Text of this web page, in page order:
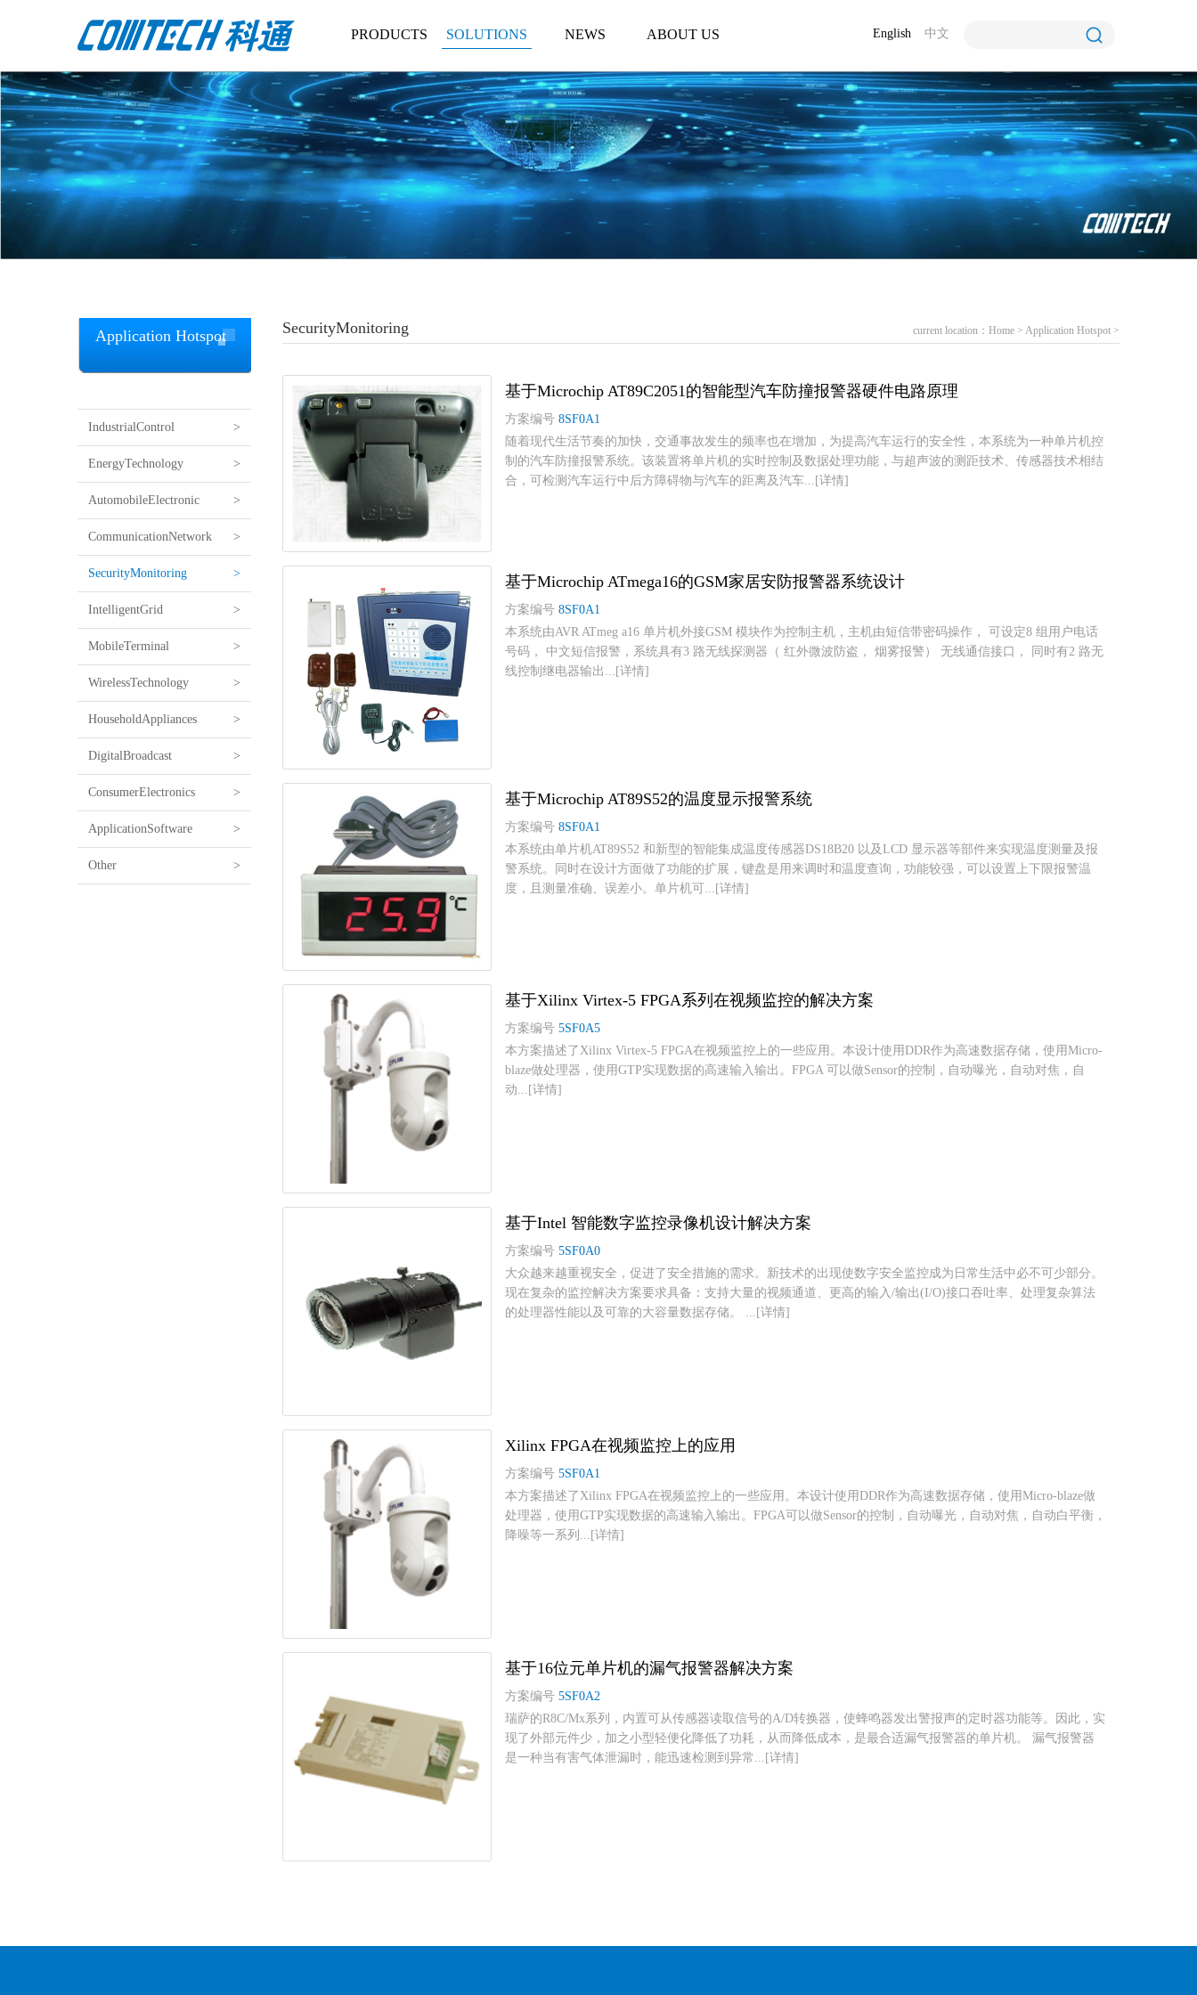
PRODUCTS SOLUTIONS NEWS ABOUT US English 中文
Application Hotspot
IndustrialControl >
EnergyTechnology >
AutomobileElectronic >
CommunicationNetwork >
SecurityMonitoring >
IntelligentGrid >
MobileTerminal >
WirelessTechnology >
HouseholdAppliances >
DigitalBroadcast >
ConsumerElectronics >
ApplicationSoftware >
Other >
SecurityMonitoring current location： Home > Application Hotspot >
基于Microchip AT89C2051的智能型汽车防撞报警器硬件电路原理
方案编号 8SF0A1
随着现代生活节奏的加快，交通事故发生的频率也在增加，为提高汽车运行的安全性，本系统为一种单片机控
制的汽车防撞报警系统。该装置将单片机的实时控制及数据处理功能，与超声波的测距技术、传感器技术相结
合，可检测汽车运行中后方障碍物与汽车的距离及汽车...[详情]
基于Microchip ATmega16的GSM家居安防报警器系统设计
方案编号 8SF0A1
本系统由AVR ATmeg a16 单片机外接GSM 模块作为控制主机，主机由短信带密码操作， 可设定8 组用户电话
号码， 中文短信报警，系统具有3 路无线探测器（ 红外微波防盗， 烟雾报警） 无线通信接口， 同时有2 路无
线控制继电器输出...[详情]
基于Microchip AT89S52的温度显示报警系统
方案编号 8SF0A1
本系统由单片机AT89S52 和新型的智能集成温度传感器DS18B20 以及LCD 显示器等部件来实现温度测量及报
警系统。同时在设计方面做了功能的扩展，键盘是用来调时和温度查询，功能较强，可以设置上下限报警温
度，且测量准确、误差小。单片机可...[详情]
基于Xilinx Virtex-5 FPGA系列在视频监控的解决方案
方案编号 5SF0A5
本方案描述了Xilinx Virtex-5 FPGA在视频监控上的一些应用。本设计使用DDR作为高速数据存储，使用Micro-
blaze做处理器，使用GTP实现数据的高速输入输出。FPGA 可以做Sensor的控制，自动曝光，自动对焦，自
动...[详情]
基于Intel 智能数字监控录像机设计解决方案
方案编号 5SF0A0
大众越来越重视安全，促进了安全措施的需求。新技术的出现使数字安全监控成为日常生活中必不可少部分。
现在复杂的监控解决方案要求具备：支持大量的视频通道、更高的输入/输出(I/O)接口吞吐率、处理复杂算法
的处理器性能以及可靠的大容量数据存储。 ...[详情]
Xilinx FPGA在视频监控上的应用
方案编号 5SF0A1
本方案描述了Xilinx FPGA在视频监控上的一些应用。本设计使用DDR作为高速数据存储，使用Micro-blaze做
处理器，使用GTP实现数据的高速输入输出。FPGA可以做Sensor的控制，自动曝光，自动对焦，自动白平衡，
降噪等一系列...[详情]
基于16位元单片机的漏气报警器解决方案
方案编号 5SF0A2
瑞萨的R8C/Mx系列，内置可从传感器读取信号的A/D转换器，使蜂鸣器发出警报声的定时器功能等。因此，实
现了外部元件少，加之小型轻便化降低了功耗，从而降低成本，是最合适漏气报警器的单片机。 漏气报警器
是一种当有害气体泄漏时，能迅速检测到异常...[详情]